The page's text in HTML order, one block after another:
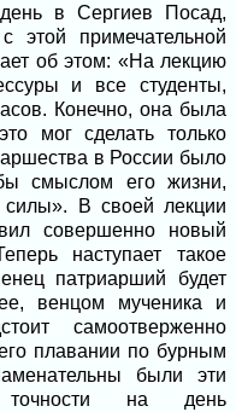
в Сергиев Посад,
этой примечательной
об этом: «На лекцию
и все студенты,
Конечно, она была
мог сделать только
в России было
смыслом его жизни,
силы». В своей лекции
совершенно новый
наступает такое
патриарший будет
венцом мученика и
самоотверженно
плавании по бурным
были эти
на день